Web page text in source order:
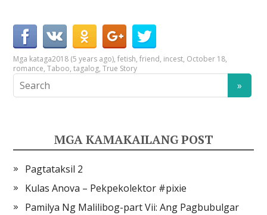
Mga kataga2018 (5 years ago),fetish,friend, incest, October 18,
romance,Taboo,tagalog,True Story
MGA KAMAKAILANG POST
Pagtataksil 2
Kulas Anova – Pekpekolektor #pixie
Pamilya Ng Malilibog-part Vii: Ang Pagbubulgar